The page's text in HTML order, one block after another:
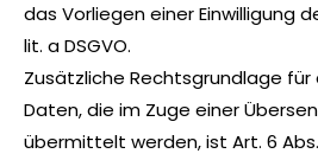
das Vorliegen einer Einwilligung
lit. a DSGVO.
Zusätzliche Rechtsgrundlage
Daten, die im Zuge einer
übermittelt werden, ist Art. 6 Abs.